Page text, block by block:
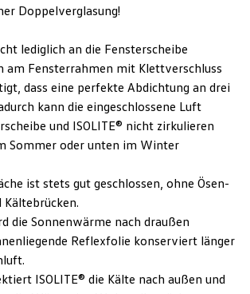
Doppelverglasung!
lediglich an die Fensterscheibe
am Fensterrahmen mit Klettverschluss
dass eine perfekte Abdichtung an drei
kann die eingeschlossene Luft
und ISOLITE® nicht zirkulieren
Sommer oder unten im Winter
ist stets gut geschlossen, ohne Ösen-
Kältebrücken.
die Sonnenwärme nach draußen
Reflexfolie konserviert länger
ISOLITE® die Kälte nach außen und